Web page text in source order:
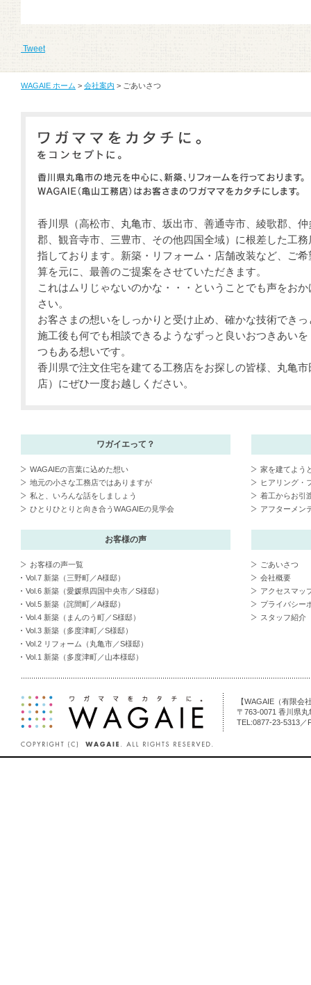
Tweet
WAGAIE ホーム > 会社案内 > ごあいさつ
香川県（高松市、丸亀市、坂出市、善通寺市、綾歌郡、仲
郡、観音寺市、三豊市、その他四国全域）に根差した工務
指しております。新築・リフォーム・店舗改装など、ご希
算を元に、最善のご提案をさせていただきます。
これはムリじゃないのかな・・・ということでも声をおか
さい。
お客さまの想いをしっかりと受け止め、確かな技術でき
施工後も何でも相談できるようなずっと良いおつきあい
つもある想いです。
香川県で注文住宅を建てる工務店をお探しの皆様、丸亀
店）にぜひ一度お越しください。
ワガイエって？
WAGAIEの言葉に込めた想い
地元の小さな工務店ではありますが
私と、いろんな話をしましょう
ひとりひとりと向き合うWAGAIEの見学会
家を建てよう
ヒアリング・
着工からお引
アフターメン
お客様の声
お客様の声一覧
Vol.7 新築（三野町／A様邸）
Vol.6 新築（愛媛県四国中央市／S様邸）
Vol.5 新築（詫間町／A様邸）
Vol.4 新築（まんのう町／S様邸）
Vol.3 新築（多度津町／S様邸）
Vol.2 リフォーム（丸亀市／S様邸）
Vol.1 新築（多度津町／山本様邸）
ごあいさつ
会社概要
アクセスマッ
プライバシー
スタッフ紹介
【WAGAIE（有限会
〒763-0071 香川県
TEL:0877-23-5313／